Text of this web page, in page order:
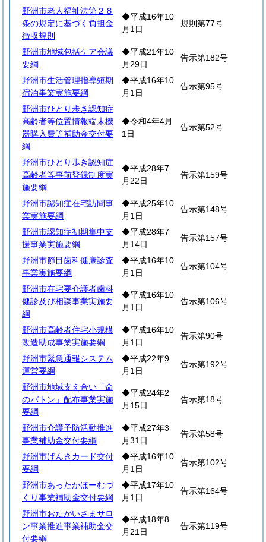
野洲市老人福祉法第２８
条の規定に基づく負担金
徴収規則
◆平成16年10
月1日
規則第77号
野洲市地域包括ケア会議
要綱
◆平成21年10
月29日
告示第182号
野洲市生活管理指導短期
宿泊事業実施要綱
◆平成16年10
月1日
告示第95号
野洲市ひとり歩き認知症
高齢者等位置情報端末機
器購入費等補助金交付要
綱
◆令和4年4月
1日
告示第52号
野洲市ひとり歩き認知症
高齢者等事前登録制度実
施要綱
◆平成28年7
月22日
告示第159号
野洲市認知症在宅訪問事
業実施要綱
◆平成25年10
月1日
告示第148号
野洲市認知症初期集中支
援事業実施要綱
◆平成28年7
月14日
告示第157号
野洲市節目歯科健康診査
事業実施要綱
◆平成16年10
月1日
告示第104号
野洲市在宅要介護者歯科
健診及び相談事業実施要
綱
◆平成16年10
月1日
告示第106号
野洲市高齢者住宅小規模
改造助成事業実施要綱
◆平成16年10
月1日
告示第90号
野洲市緊急通報システム
運営要綱
◆平成22年9
月1日
告示第192号
野洲市地域支え合い「命
のバトン」配布事業実施
要綱
◆平成24年2
月15日
告示第18号
野洲市介護予防活動推進
事業補助金交付要綱
◆平成27年3
月31日
告示第58号
野洲市げんきカード交付
要綱
◆平成16年10
月1日
告示第102号
野洲市あったかほーむづ
くり事業補助金交付要綱
◆平成17年10
月1日
告示第164号
野洲市おたがいさまサロ
ン事業推進事業補助金交
付要綱
◆平成18年8
月21日
告示第119号